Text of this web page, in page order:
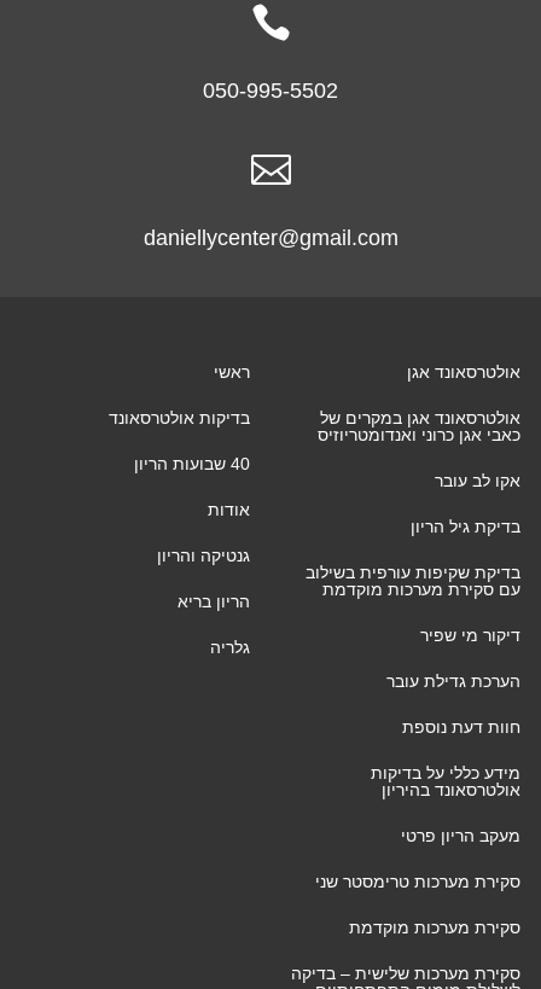

050-995-5502

daniellycenter@gmail.com
אולטרסאונד אגן
אולטרסאונד אגן במקרים של
כאבי אגן כרוני ואנדומטריוזיס
אקו לב עובר
בדיקת גיל הריון
בדיקת שקיפות עורפית בשילוב
עם סקירת מערכות מוקדמת
דיקור מי שפיר
הערכת גדילת עובר
חוות דעת נוספת
מידע כללי על בדיקות
אולטרסאונד בהיריון
מעקב הריון פרטי
סקירת מערכות טרימסטר שני
סקירת מערכות מוקדמת
סקירת מערכות שלישית – בדיקה
ראשי
בדיקות אולטרסאונד
40 שבועות הריון
אודות
גנטיקה והריון
הריון בריא
גלריה